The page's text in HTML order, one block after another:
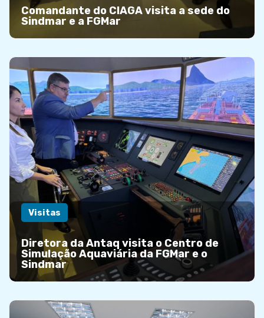
Comandante do CIAGA visita a sede do
Sindmar e a FGMar
Visitas
Diretora da Antaq visita o Centro de
Simulação Aquaviária da FGMar e o
Sindmar